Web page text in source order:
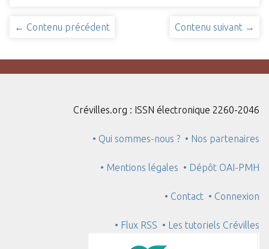
← Contenu précédent Contenu suivant →
Crévilles.org : ISSN électronique 2260-2046
• Qui sommes-nous ? • Nos partenaires
• Mentions légales • Dépôt OAI-PMH
• Contact • Connexion
• Flux RSS • Les tutoriels Crévilles